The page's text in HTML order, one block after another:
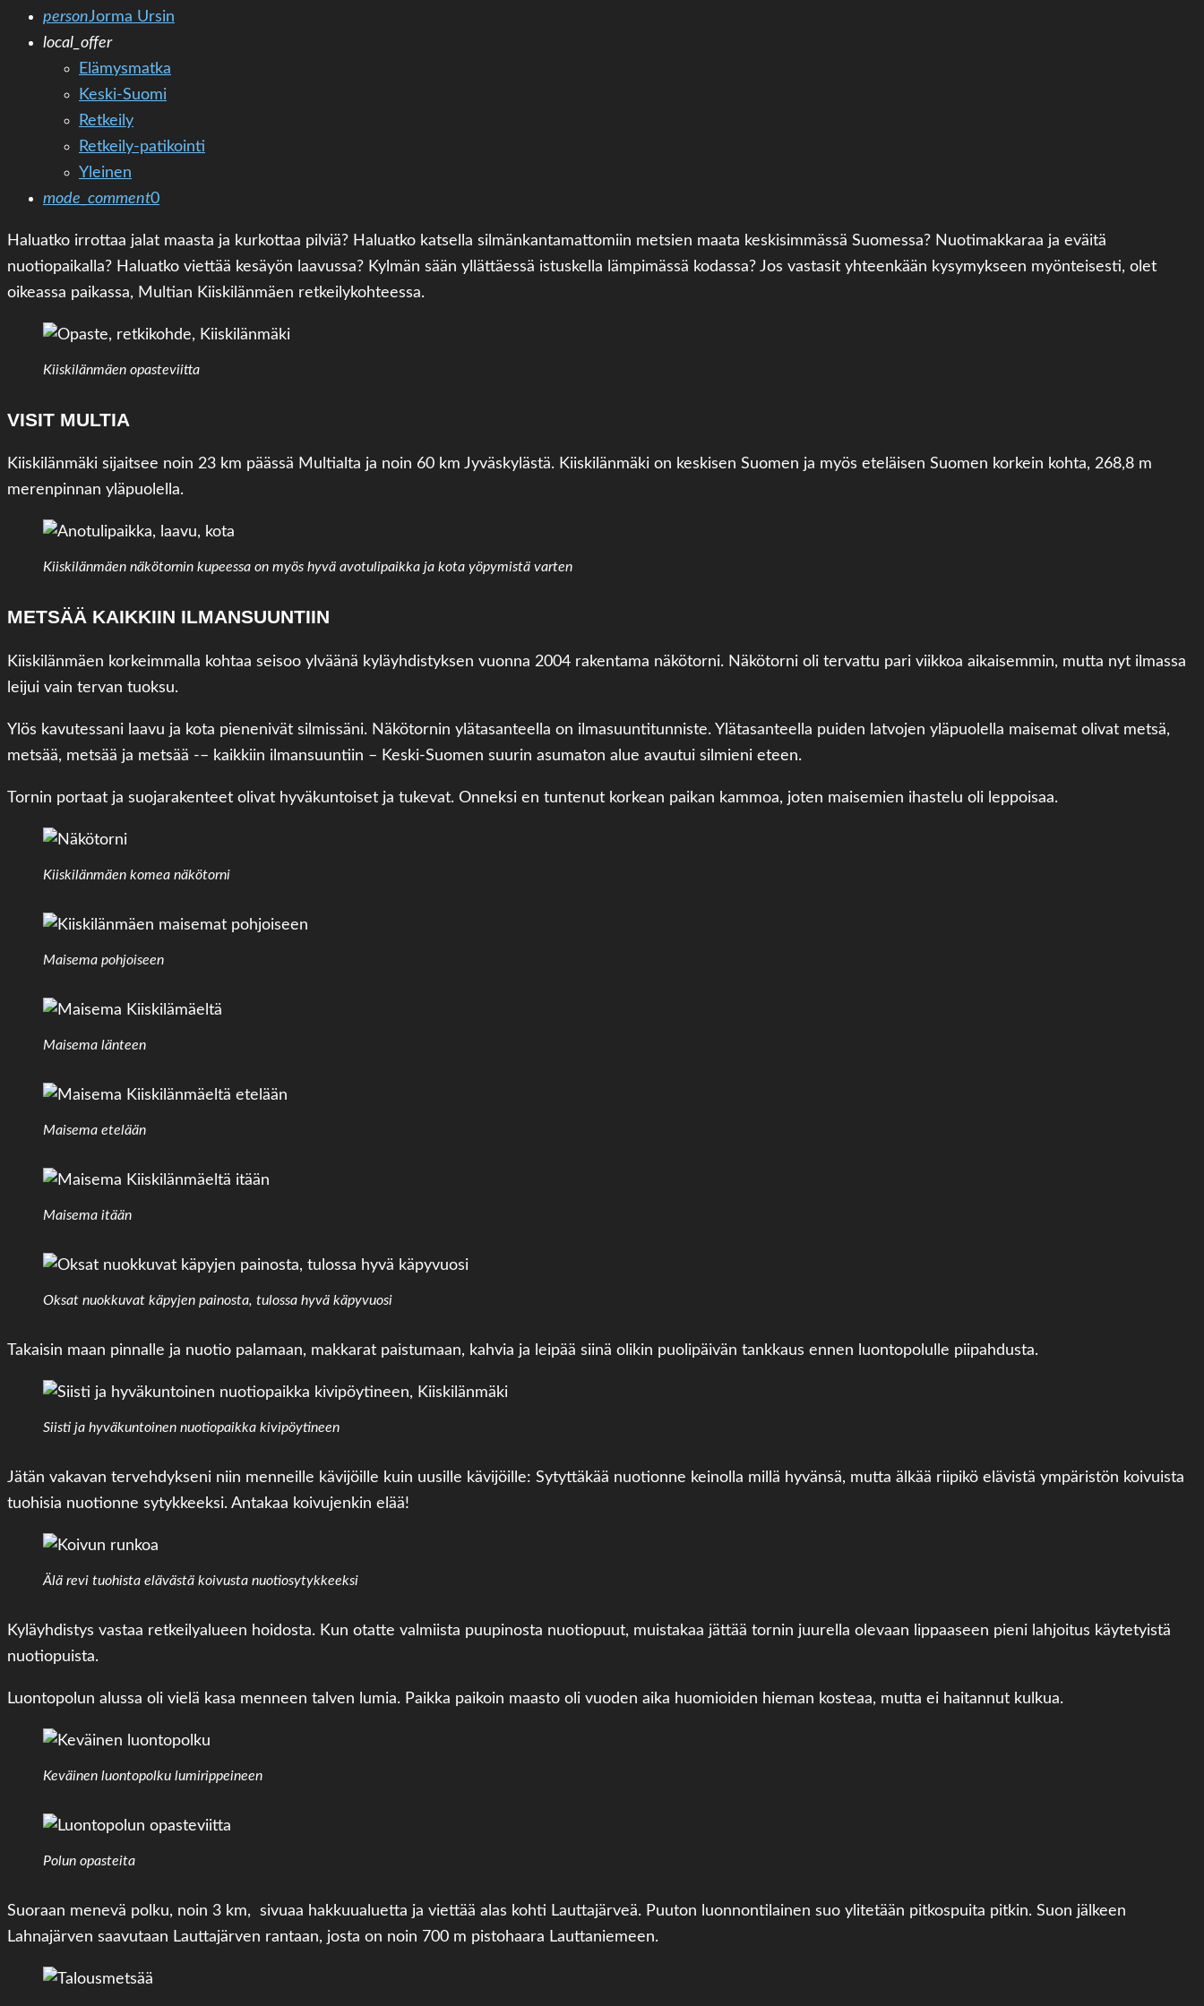
personJorma Ursin
local_offer
Elämysmatka
Keski-Suomi
Retkeily
Retkeily-patikointi
Yleinen
mode_comment0
Haluatko irrottaa jalat maasta ja kurkottaa pilviä? Haluatko katsella silmänkantamattomiin metsien maata keskisimmässä Suomessa? Nuotimakkaraa ja eväitä
nuotiopaikalla? Haluatko viettää kesäyön laavussa? Kylmän sään yllättäessä istuskella lämpimässä kodassa? Jos vastasit yhteenkään kysymykseen myönteisesti, olet
oikeassa paikassa, Multian Kiiskilänmäen retkeilykohteessa.
Kiiskilänmäen opasteviitta
VISIT MULTIA
Kiiskilänmäki sijaitsee noin 23 km päässä Multialta ja noin 60 km Jyväskylästä. Kiiskilänmäki on keskisen Suomen ja myös eteläisen Suomen korkein kohta, 268,8 m
merenpinnan yläpuolella.
Kiiskilänmäen näkötornin kupeessa on myös hyvä avotulipaikka ja kota yöpymistä varten
METSÄÄ KAIKKIIN ILMANSUUNTIIN
Kiiskilänmäen korkeimmalla kohtaa seisoo ylväänä kyläyhdistyksen vuonna 2004 rakentama näkötorni. Näkötorni oli tervattu pari viikkoa aikaisemmin, mutta nyt ilmassa
leijui vain tervan tuoksu.
Ylös kavutessani laavu ja kota pienenivät silmissäni. Näkötornin ylätasanteella on ilmasuuntitunniste. Ylätasanteella puiden latvojen yläpuolella maisemat olivat metsä,
metsää, metsää ja metsää -– kaikkiin ilmansuuntiin – Keski-Suomen suurin asumaton alue avautui silmieni eteen.
Tornin portaat ja suojarakenteet olivat hyväkuntoiset ja tukevat. Onneksi en tuntenut korkean paikan kammoa, joten maisemien ihastelu oli leppoisaa.
Kiiskilänmäen komea näkötorni
Maisema pohjoiseen
Maisema länteen
Maisema etelään
Maisema itään
Oksat nuokkuvat käpyjen painosta, tulossa hyvä käpyvuosi
Takaisin maan pinnalle ja nuotio palamaan, makkarat paistumaan, kahvia ja leipää siinä olikin puolipäivän tankkaus ennen luontopolulle piipahdusta.
Siisti ja hyväkuntoinen nuotiopaikka kivipöytineen
Jätän vakavan tervehdykseni niin menneille kävijöille kuin uusille kävijöille: Sytyttäkää nuotionne keinolla millä hyvänsä, mutta älkää riipikö elävistä ympäristön koivuista
tuohisia nuotionne sytykkeeksi. Antakaa koivujenkin elää!
Älä revi tuohista elävästä koivusta nuotiosytykkeeksi
Kyläyhdistys vastaa retkeilyalueen hoidosta. Kun otatte valmiista puupinosta nuotiopuut, muistakaa jättää tornin juurella olevaan lippaaseen pieni lahjoitus käytetyistä
nuotiopuista.
Luontopolun alussa oli vielä kasa menneen talven lumia. Paikka paikoin maasto oli vuoden aika huomioiden hieman kosteaa, mutta ei haitannut kulkua.
Keväinen luontopolku lumirippeineen
Polun opasteita
Suoraan menevä polku, noin 3 km, sivuaa hakkuualuetta ja viettää alas kohti Lauttajärveä. Puuton luonnontilainen suo ylitetään pitkospuita pitkin. Suon jälkeen
Lahnajärven saavutaan Lauttajärven rantaan, josta on noin 700 m pistohaara Lauttaniemeen.